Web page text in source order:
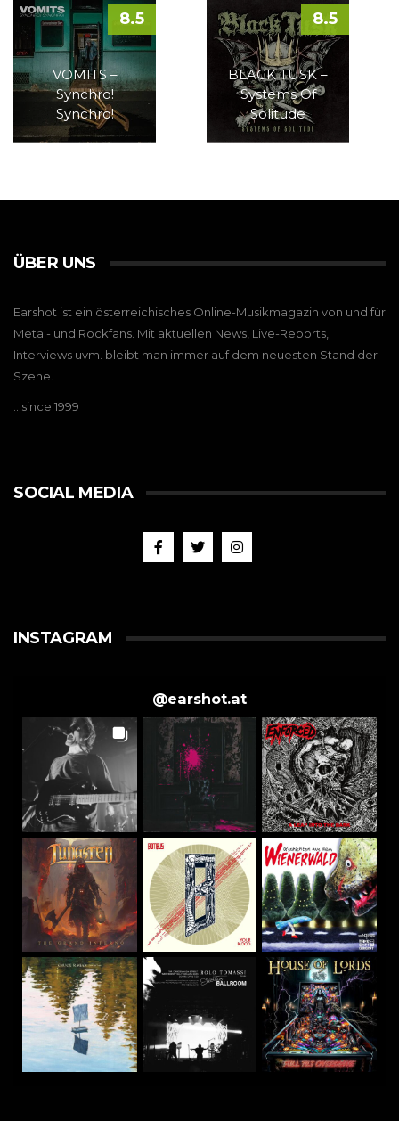
VOMITS –
Synchro!
Synchro!
8.5
BLACK TUSK –
Systems Of
Solitude
8.5
ÜBER UNS
Earshot ist ein österreichisches Online-Musikmagazin von und für
Metal- und Rockfans. Mit aktuellen News, Live-Reports,
Interviews uvm. bleibt man immer auf dem neuesten Stand der
Szene.
…since 1999
SOCIAL MEDIA
INSTAGRAM
@earshot.at